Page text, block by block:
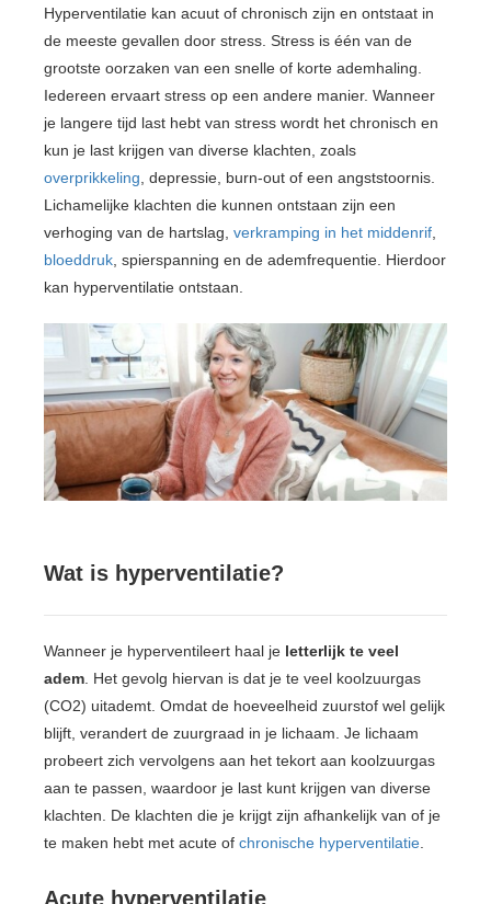
Hyperventilatie kan acuut of chronisch zijn en ontstaat in
de meeste gevallen door stress. Stress is één van de
grootste oorzaken van een snelle of korte ademhaling.
Iedereen ervaart stress op een andere manier. Wanneer
je langere tijd last hebt van stress wordt het chronisch en
kun je last krijgen van diverse klachten, zoals
overprikkeling, depressie, burn-out of een angststoornis.
Lichamelijke klachten die kunnen ontstaan zijn een
verhoging van de hartslag, verkramping in het middenrif,
bloeddruk, spierspanning en de ademfrequentie. Hierdoor
kan hyperventilatie ontstaan.
Wat is hyperventilatie?
Wanneer je hyperventileert haal je letterlijk te veel
adem . Het gevolg hiervan is dat je te veel koolzuurgas
(CO2) uitademt. Omdat de hoeveelheid zuurstof wel gelijk
blijft, verandert de zuurgraad in je lichaam. Je lichaam
probeert zich vervolgens aan het tekort aan koolzuurgas
aan te passen, waardoor je last kunt krijgen van diverse
klachten. De klachten die je krijgt zijn afhankelijk van of je
te maken hebt met acute of chronische hyperventilatie
Acute hyperventilatie